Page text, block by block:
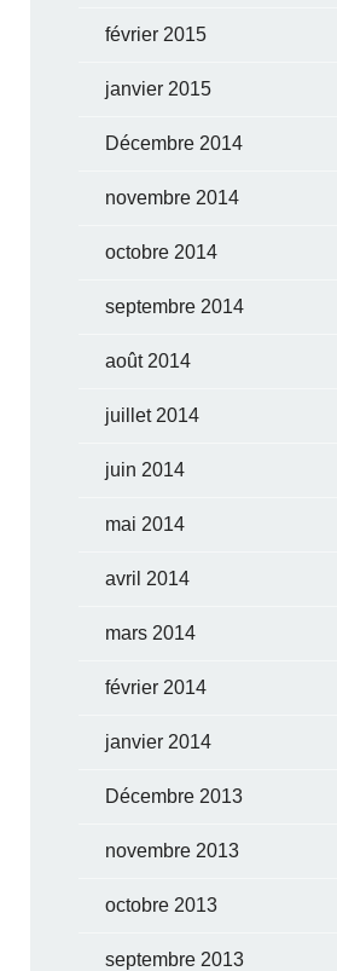
février 2015
janvier 2015
Décembre 2014
novembre 2014
octobre 2014
septembre 2014
août 2014
juillet 2014
juin 2014
mai 2014
avril 2014
mars 2014
février 2014
janvier 2014
Décembre 2013
novembre 2013
octobre 2013
septembre 2013